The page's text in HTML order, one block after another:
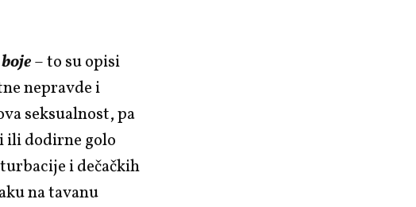
– to su opisi
nepravde i
seksualnost, pa
ili dodirne golo
i dečačkih
na tavanu